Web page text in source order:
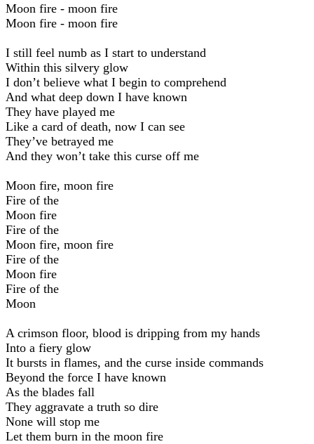
Moon fire - moon fire
Moon fire - moon fire
I still feel numb as I start to understand
Within this silvery glow
I don’t believe what I begin to comprehend
And what deep down I have known
They have played me
Like a card of death, now I can see
They’ve betrayed me
And they won’t take this curse off me
Moon fire, moon fire
Fire of the
Moon fire
Fire of the
Moon fire, moon fire
Fire of the
Moon fire
Fire of the
Moon
A crimson floor, blood is dripping from my hands
Into a fiery glow
It bursts in flames, and the curse inside commands
Beyond the force I have known
As the blades fall
They aggravate a truth so dire
None will stop me
Let them burn in the moon fire